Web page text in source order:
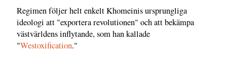
Regimen följer helt enkelt Khomeinis ursprungliga
ideologi att "exportera revolutionen" och att bekämpa
västvärldens inflytande, som han kallade
"Westoxification."